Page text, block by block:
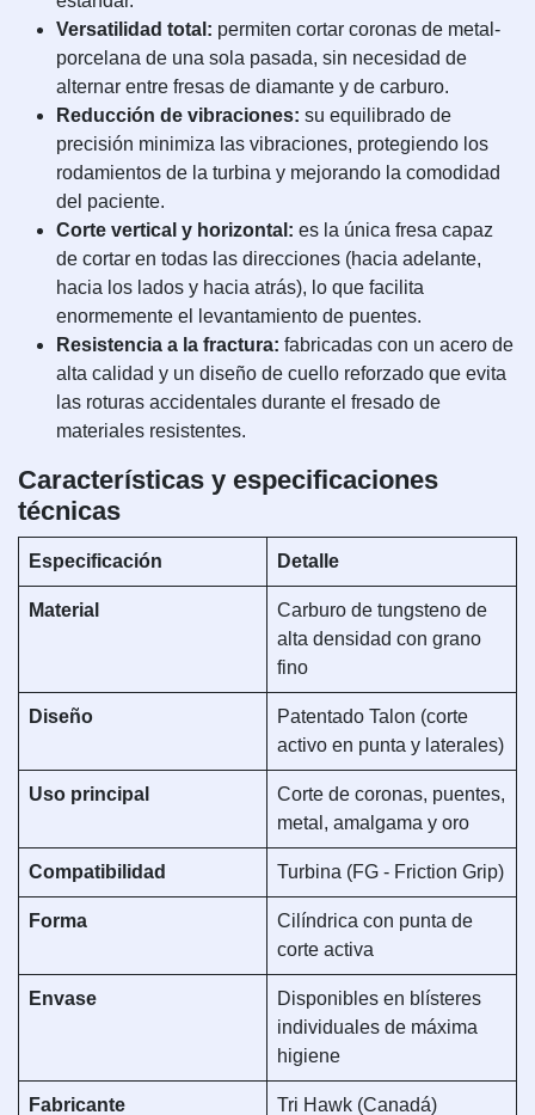
Versatilidad total: permiten cortar coronas de metal-
porcelana de una sola pasada, sin necesidad de
alternar entre fresas de diamante y de carburo.
Reducción de vibraciones: su equilibrado de
precisión minimiza las vibraciones, protegiendo los
rodamientos de la turbina y mejorando la comodidad
del paciente.
Corte vertical y horizontal: es la única fresa capaz
de cortar en todas las direcciones (hacia adelante,
hacia los lados y hacia atrás), lo que facilita
enormemente el levantamiento de puentes.
Resistencia a la fractura: fabricadas con un acero de
alta calidad y un diseño de cuello reforzado que evita
las roturas accidentales durante el fresado de
materiales resistentes.
Características y especificaciones
técnicas
Especificación Detalle
Material
Carburo de tungsteno de
alta densidad con grano
fino
Diseño
Patentado Talon (corte
activo en punta y laterales)
Uso principal
Corte de coronas, puentes,
metal, amalgama y oro
Compatibilidad Turbina (FG - Friction Grip)
Forma
Cilíndrica con punta de
corte activa
Envase
Disponibles en blísteres
individuales de máxima
higiene
Fabricante Tri Hawk (Canadá)